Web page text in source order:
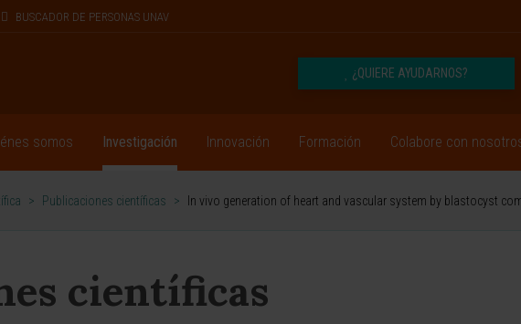
BUSCADOR DE PERSONAS UNAV
¿QUIERE AYUDARNOS?
somos Investigación Innovación Formación Colabore con
> Publicaciones científicas > In vivo generation of heart and vascular system by blastocyst
científicas